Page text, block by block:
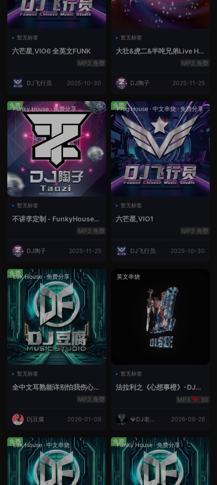
暂无标签
六芒星,VIO6 全英文FUNK
免费
DJ飞行员 2025-10-30
暂无标签
大壮&虎二&半吨兄弟Live Ho
免费
DJ陶子 2025-11-25
Funky House·免费分享
暂无标签
不讲李定制 - FunkyHouse全
免费
DJ陶子 2025-11-25
免费 Prog House · 中文串烧·免费分享
暂无标签
六芒星,VIO1
免费
DJ飞行员 2025-10-30
免费
Lak House · 免费分享
暂无标签
全中文耳熟能详别怕我伤心
爱的代价lakHouse专辑v59R
免费
Dj豆腐 2026-01-09
免费 英文串烧
暂无标签
法拉利之《心想事橙》-DJ老
30
💎DJ老王
2026-06-28
Lak House · 中文串烧
免费 Funky House ·免费分享
免费